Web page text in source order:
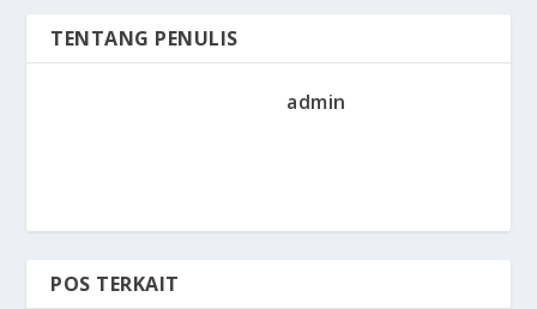
TENTANG PENULIS
admin
POS TERKAIT